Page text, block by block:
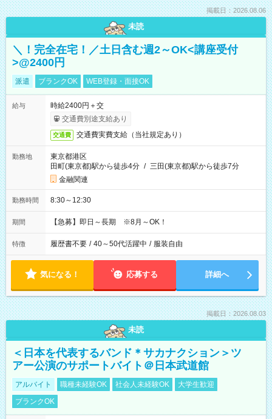
掲載日：2026.08.06
未読
＼！完全在宅！／土日含む週2～OK<講座受付
>@2400円
派遣 ブランクOK WEB登録・面接OK
給与
時給2400円＋交
交通費別途支給あり
交通費 交通費実費支給（当社規定あり）
勤務地
東京都港区
田町(東京都)駅から徒歩4分 / 三田(東京都)駅から徒歩7分
金融関連
勤務時間 8:30～12:30
期間 【急募】即日～長期 ※8月～OK！
特徴 履歴書不要 / 40～50代活躍中 / 服装自由
気になる！ 応募する 詳細へ
掲載日：2026.08.03
未読
＜日本を代表するバンド＊サカナクション＞ツ
アー公演のサポートバイト＠日本武道館
アルバイト 職種未経験OK 社会人未経験OK
大学生歓迎
ブランクOK